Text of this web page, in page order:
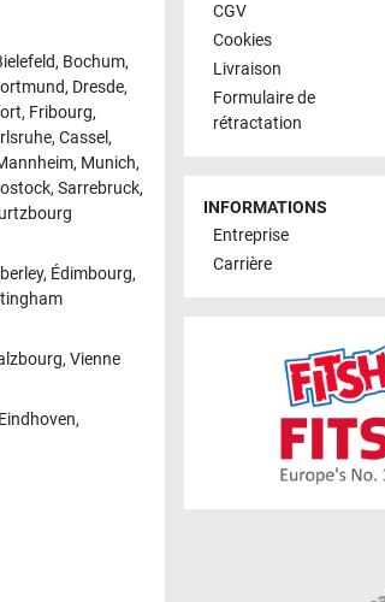
, Bochum,
, Dresde,
, Fribourg,
, Cassel,
, Munich,
, Sarrebruck,
, Édimbourg,
, Vienne
Eindhoven,
CGV
Cookies
Livraison
Formulaire de
rétractation
INFORMATIONS
Entreprise
Carrière